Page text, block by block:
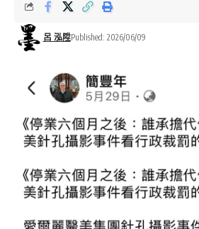
呂 泓陞Published: 2026/06/09